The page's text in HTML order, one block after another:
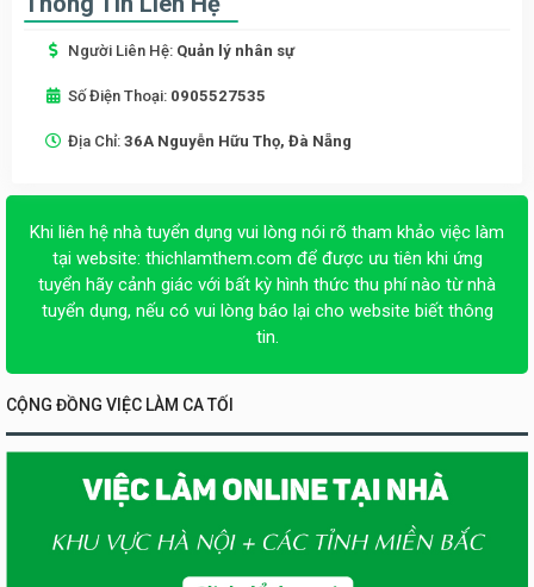
Người Liên Hệ: Quản lý nhân sự
Số Điện Thoại: 0905527535
Địa Chỉ: 36A Nguyễn Hữu Thọ, Đà Nẵng
Khi liên hệ nhà tuyển dụng vui lòng nói rõ tham khảo việc làm
tại website: thichlamthem.com để được ưu tiên khi ứng
tuyển hãy cảnh giác với bất kỳ hình thức thu phí nào từ nhà
tuyển dụng, nếu có vui lòng báo lại cho website biết thông
tin.
CỘNG ĐỒNG VIỆC LÀM CA TỐI